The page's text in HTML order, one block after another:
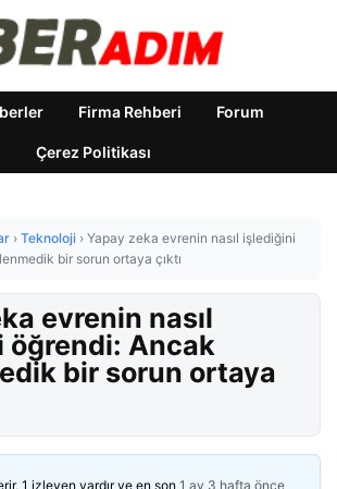
Firma Rehberi Forum
Çerez Politikası
› Teknoloji › Yapay zeka evrenin nasıl işlediğini
bir sorun ortaya çıktı
evrenin nasıl
öğrendi: Ancak
bir sorun ortaya
1 izleyen vardır ve en son 1 ay 3 hafta önce